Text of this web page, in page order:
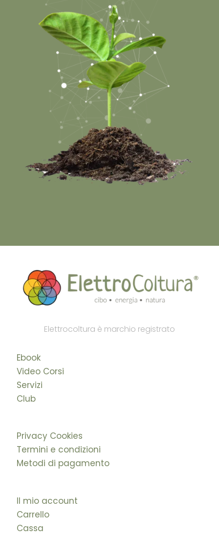
Elettrocoltura è marchio registrato
Ebook
Video Corsi
Servizi
Club
Privacy Cookies
Termini e condizioni
Metodi di pagamento
Il mio account
Carrello
Cassa